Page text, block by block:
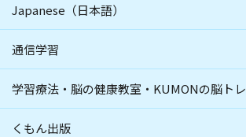
Japanese（日本語）
通信学習
学習療法・脳の健康教室・KUMONの脳トレ
くもん出版